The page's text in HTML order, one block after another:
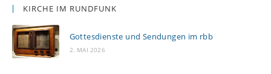
KIRCHE IM RUNDFUNK
Gottesdienste und Sendungen im rbb
2. MAI 2026